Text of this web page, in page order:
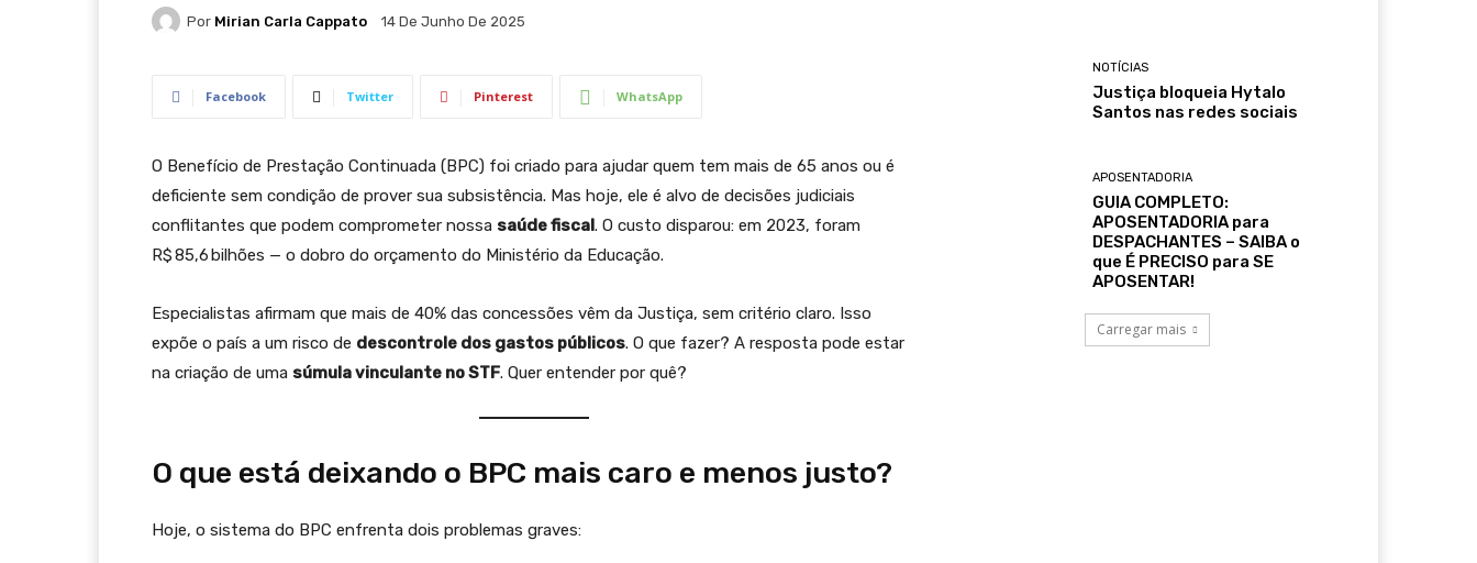
Por Mirian Carla Cappato 14 De Junho De 2025
Facebook Twitter Pinterest WhatsApp
O Benefício de Prestação Continuada (BPC) foi criado para ajudar quem tem mais de 65 anos ou é
deficiente sem condição de prover sua subsistência. Mas hoje, ele é alvo de decisões judiciais
conflitantes que podem comprometer nossa saúde fiscal. O custo disparou: em 2023, foram
R$ 85,6 bilhões — o dobro do orçamento do Ministério da Educação.
Especialistas afirmam que mais de 40% das concessões vêm da Justiça, sem critério claro. Isso
expõe o país a um risco de descontrole dos gastos públicos. O que fazer? A resposta pode estar
na criação de uma súmula vinculante no STF. Quer entender por quê?
O que está deixando o BPC mais caro e menos justo?
Hoje, o sistema do BPC enfrenta dois problemas graves:
NOTÍCIAS
Justiça bloqueia Hytalo
Santos nas redes sociais
APOSENTADORIA
GUIA COMPLETO:
APOSENTADORIA para
DESPACHANTES – SAIBA o
que É PRECISO para SE
APOSENTAR!
Carregar mais